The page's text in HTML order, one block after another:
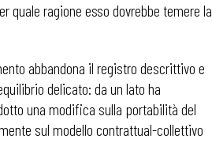
quale ragione esso dovrebbe temere la
abbandona il registro descrittivo e
delicato: da un lato ha
una modifica sulla portabilità del
sul modello contrattual-collettivo